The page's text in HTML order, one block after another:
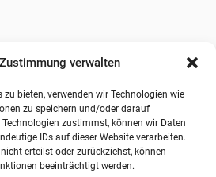
verwalten
bieten, verwenden wir Technologien wie
zu speichern und/oder darauf
zustimmst, können wir Daten
IDs auf dieser Website verarbeiten.
erteilst oder zurückziehst, können
beeinträchtigt werden.